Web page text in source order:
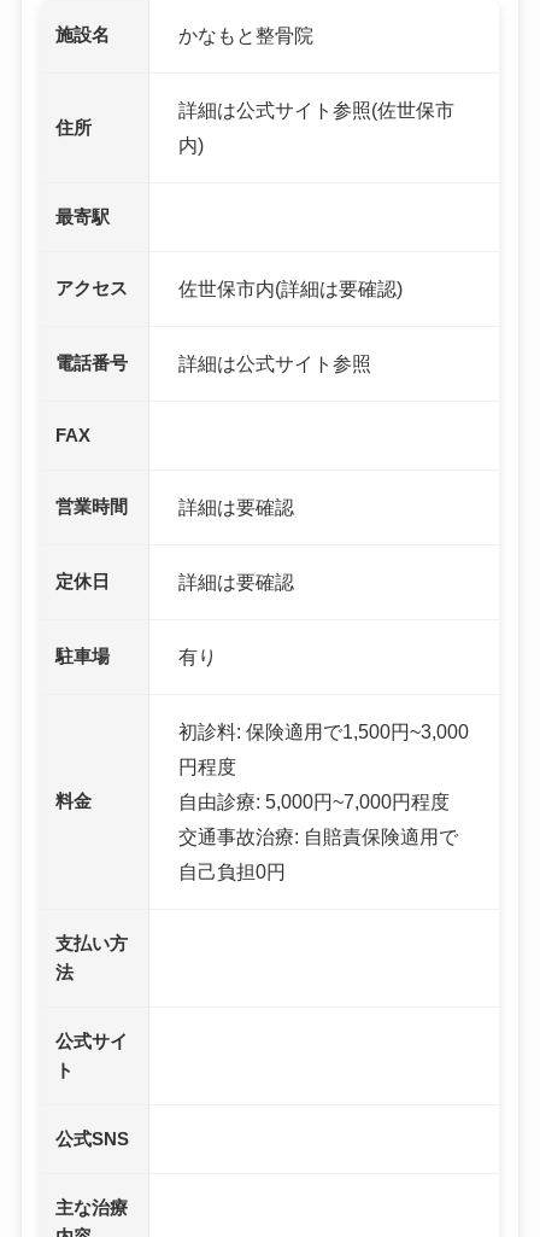
施設名 かなもと整骨院
住所
詳細は公式サイト参照(佐世保市
内)
最寄駅
アクセス 佐世保市内(詳細は要確認)
電話番号 詳細は公式サイト参照
FAX
営業時間 詳細は要確認
定休日 詳細は要確認
駐車場 有り
料金
初診料: 保険適用で1,500円~3,000
円程度
自由診療: 5,000円~7,000円程度
交通事故治療: 自賠責保険適用で
自己負担0円
支払い方
法
公式サイ
ト
公式SNS
主な治療